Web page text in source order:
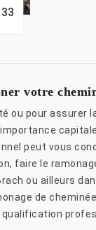
votre
ou pour assurer
peut vous
faire le
ou ailleurs
de